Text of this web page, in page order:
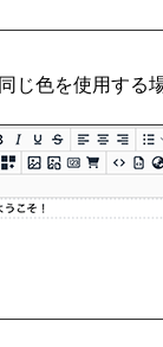
色を使用する